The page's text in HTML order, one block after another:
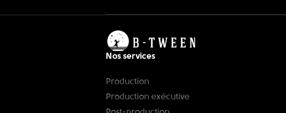
Nos services
Production
Production exécutive